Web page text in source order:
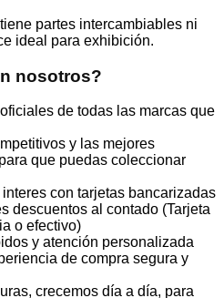
partes intercambiables ni
ideal para exhibición.
nosotros?
de todas las marcas que
y las mejores
que puedas coleccionar
con tarjetas bancarizadas
descuentos al contado (Tarjeta
o efectivo)
y atención personalizada
de compra segura y
crecemos día a día, para